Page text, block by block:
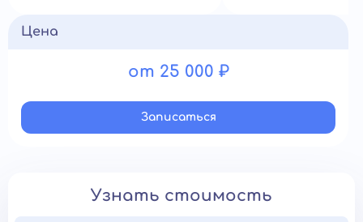
Цена
от 25 000 ₽
Записатьcя
Узнать стоимость